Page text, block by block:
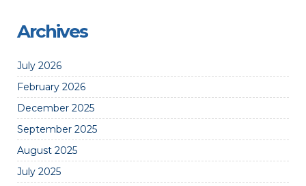
Archives
July 2026
February 2026
December 2025
September 2025
August 2025
July 2025